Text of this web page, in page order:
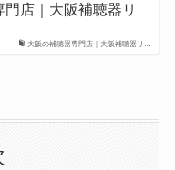
大阪の補聴器専門店｜大阪補聴器リ…
門店｜大阪補聴器リ